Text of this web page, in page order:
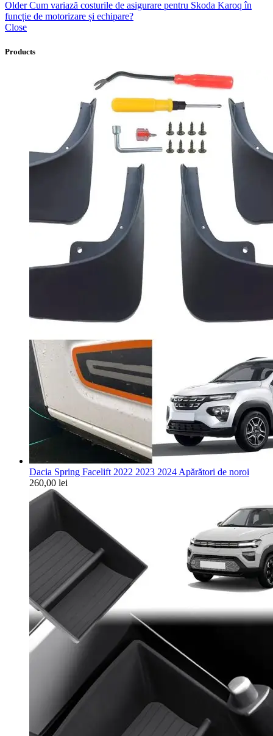
Older Cum variază costurile de asigurare pentru Skoda Karoq în
funcție de motorizare și echipare?
Close
Products
Dacia Spring Facelift 2022 2023 2024 Apărători de noroi
260,00 lei